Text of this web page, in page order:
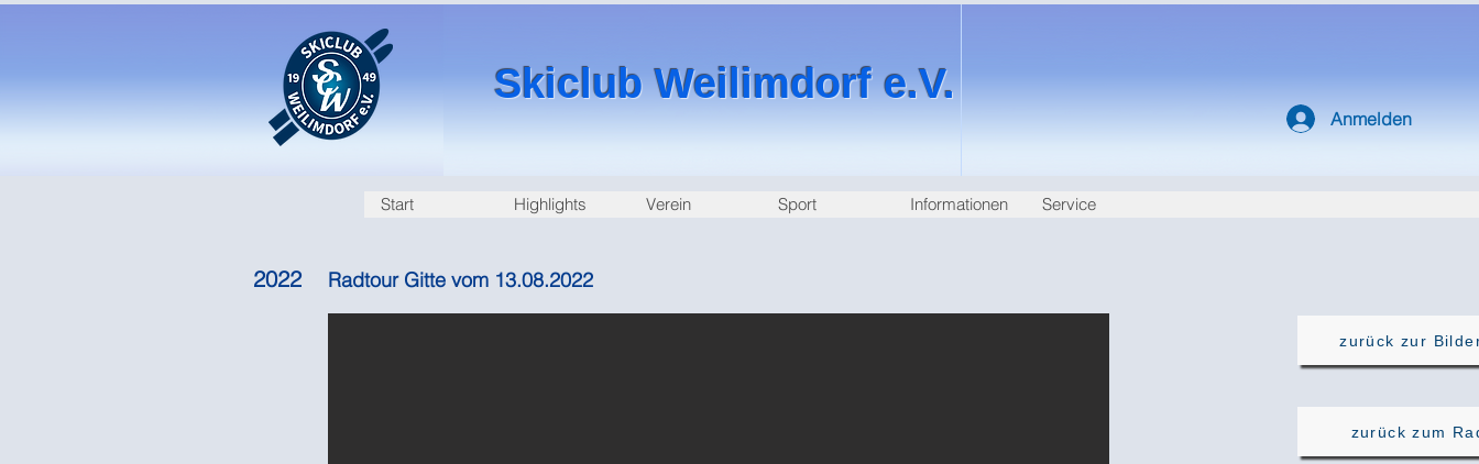
Skiclub Weilimdorf e.V.
Anmelden
Start Highlights Verein Sport Informationen Service
2022 Radtour Gitte vom 13.08.2022
zurück zur
zurück zum